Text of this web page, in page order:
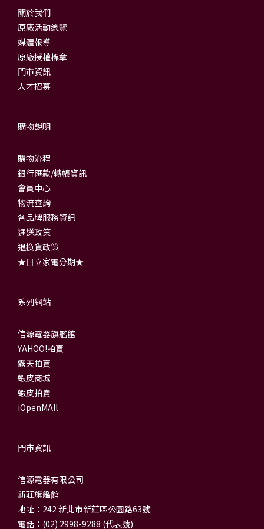
關於我們
原廠活動總覽
媒體報導
原廠授權標章
門市資訊
人才招募
購物說明
購物流程
銀行匯款/轉帳資訊
會員中心
物流查詢
各品牌服務資訊
運送政策
退換貨政策
★日立家電分期★
系列網站
信源電器旗艦館
YAHOO!拍賣
露天拍賣
蝦皮商城
蝦皮拍賣
iOpenMAll
門市資訊
信源電器有限公司
新莊旗艦館
地址：242 新北市新莊區公園路63號
電話：(02) 2998-9288 (代表號)